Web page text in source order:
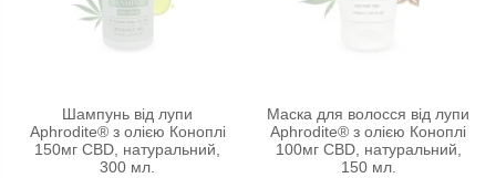
Шампунь від лупи
Aphrodite® з олією Коноплі
150мг CBD, натуральний,
300 мл.
Маска для волосся від лупи
Aphrodite® з олією Коноплі
100мг CBD, натуральний,
150 мл.